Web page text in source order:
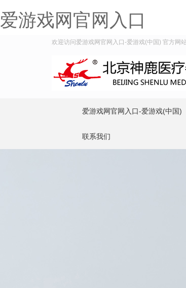
爱游戏网官网入口
欢迎访问爱游戏网官网入口-爱游戏(中国) 官方网
爱游戏网官网入口-爱游戏(中国)
联系我们